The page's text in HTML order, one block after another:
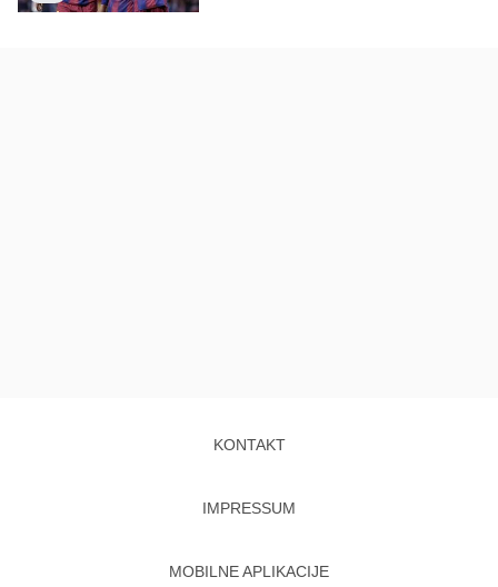
KONTAKT
IMPRESSUM
MOBILNE APLIKACIJE